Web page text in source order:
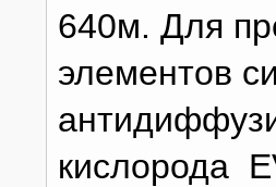
640м. Для
элементов
кислорода